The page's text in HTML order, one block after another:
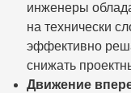
инженеры
на технически
эффективно
снижать
Движение